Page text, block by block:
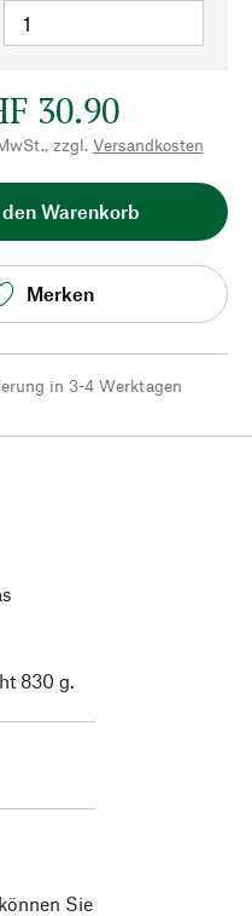
30.90
zzgl. Versandkosten
Warenkorb
Merken
in 3-4 Werktagen
830 g.
Sie